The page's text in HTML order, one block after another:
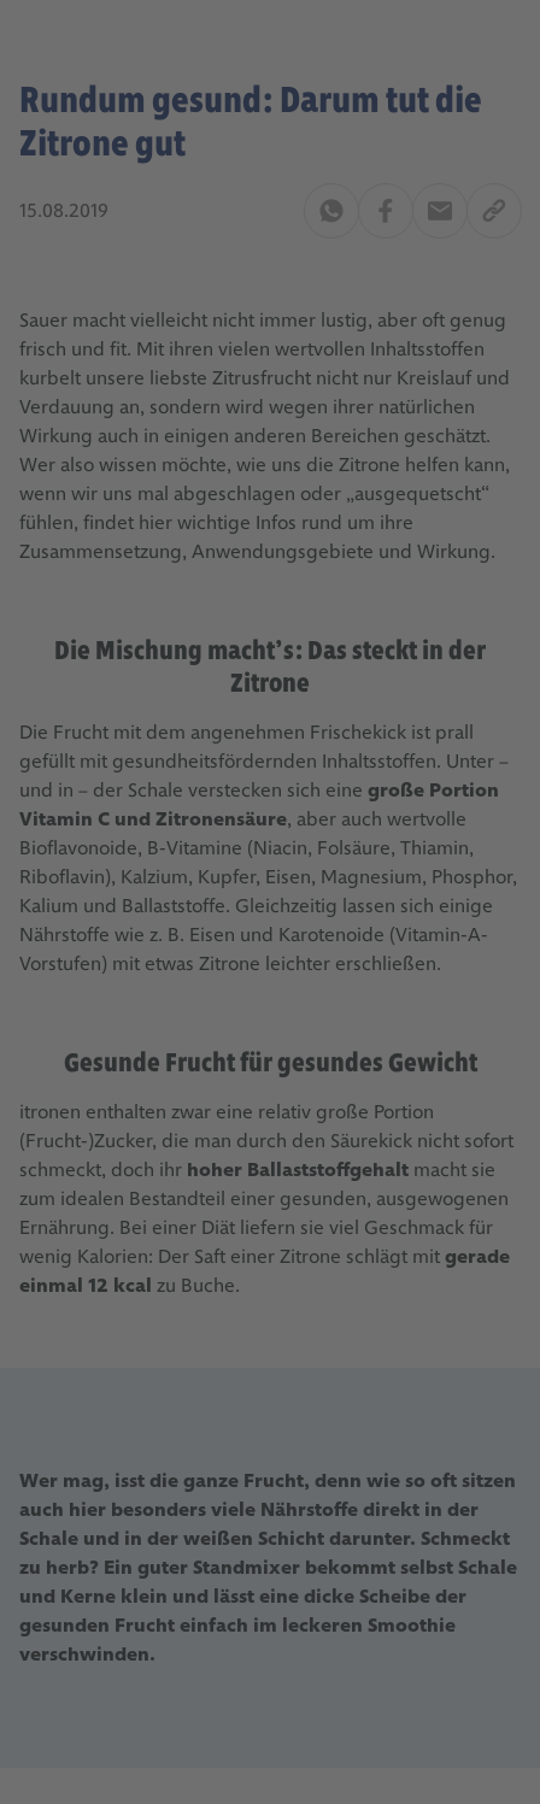
Rundum gesund: Darum tut die
Zitrone gut
15.08.2019
Sauer macht vielleicht nicht immer lustig, aber oft genug
frisch und fit. Mit ihren vielen wertvollen Inhaltsstoffen
kurbelt unsere liebste Zitrusfrucht nicht nur Kreislauf und
Verdauung an, sondern wird wegen ihrer natürlichen
Wirkung auch in einigen anderen Bereichen geschätzt.
Wer also wissen möchte, wie uns die Zitrone helfen kann,
wenn wir uns mal abgeschlagen oder „ausgequetscht“
fühlen, findet hier wichtige Infos rund um ihre
Zusammensetzung, Anwendungsgebiete und Wirkung.
Die Mischung macht’s: Das steckt in der
Zitrone
Die Frucht mit dem angenehmen Frischekick ist prall
gefüllt mit gesundheitsfördernden Inhaltsstoffen. Unter –
und in – der Schale verstecken sich eine große Portion
Vitamin C und Zitronensäure, aber auch wertvolle
Bioflavonoide, B-Vitamine (Niacin, Folsäure, Thiamin,
Riboflavin), Kalzium, Kupfer, Eisen, Magnesium, Phosphor,
Kalium und Ballaststoffe. Gleichzeitig lassen sich einige
Nährstoffe wie z. B. Eisen und Karotenoide (Vitamin-A-
Vorstufen) mit etwas Zitrone leichter erschließen.
Gesunde Frucht für gesundes Gewicht
itronen enthalten zwar eine relativ große Portion
(Frucht-)Zucker, die man durch den Säurekick nicht sofort
schmeckt, doch ihr hoher Ballaststoffgehalt macht sie
zum idealen Bestandteil einer gesunden, ausgewogenen
Ernährung. Bei einer Diät liefern sie viel Geschmack für
wenig Kalorien: Der Saft einer Zitrone schlägt mitgerade
einmal 12 kcal zu Buche.
Wer mag, isst die ganze Frucht, denn wie so oft sitzen
auch hier besonders viele Nährstoffe direkt in der
Schale und in der weißen Schicht darunter. Schmeckt
zu herb? Ein guter Standmixer bekommt selbst Schale
und Kerne klein und lässt eine dicke Scheibe der
gesunden Frucht einfach im leckeren Smoothie
verschwinden.